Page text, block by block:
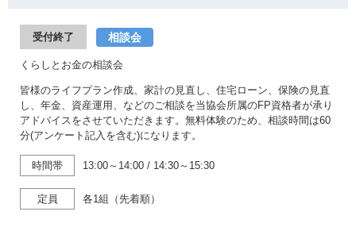
受付終了 相談会
くらしとお金の相談会
皆様のライフプラン作成、家計の見直し、住宅ローン、保険の見直
し、年金、資産運用、などのご相談を当協会所属のFP資格者が承り
アドバイスをさせていただきます。無料体験のため、相談時間は60
分(アンケート記入を含む)になります。
時間帯 13:00～14:00 / 14:30～15:30
定員 各1組（先着順）